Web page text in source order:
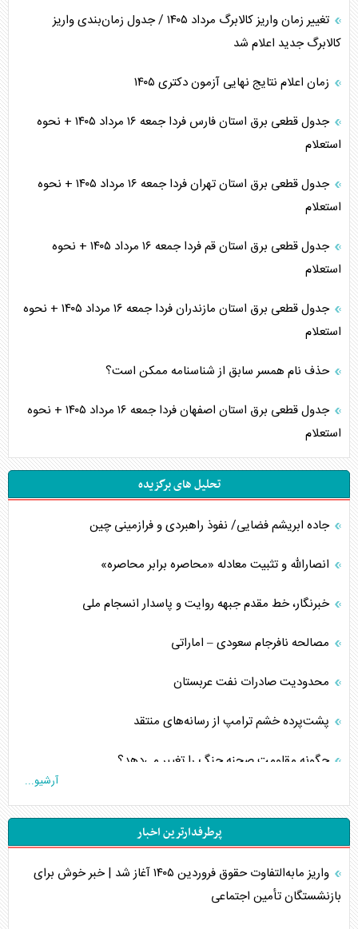
تغییر زمان واریز کالابرگ مرداد ۱۴۰۵ / جدول زمان‌بندی واریز
کالابرگ جدید اعلام شد
زمان اعلام نتایج نهایی آزمون دکتری ۱۴۰۵
جدول قطعی برق استان فارس فردا جمعه ۱۶ مرداد ۱۴۰۵ + نحوه
استعلام
جدول قطعی برق استان تهران فردا جمعه ۱۶ مرداد ۱۴۰۵ + نحوه
استعلام
جدول قطعی برق استان قم فردا جمعه ۱۶ مرداد ۱۴۰۵ + نحوه
استعلام
جدول قطعی برق استان مازندران فردا جمعه ۱۶ مرداد ۱۴۰۵ + نحوه
استعلام
حذف نام همسر سابق از شناسنامه ممکن است؟
جدول قطعی برق استان اصفهان فردا جمعه ۱۶ مرداد ۱۴۰۵ + نحوه
استعلام
تحلیل های برگزیده
جاده ابریشم فضایی/ نفوذ راهبردی و فرازمینی چین
انصارالله و تثبیت معادله «محاصره برابر محاصره»
خبرنگار، خط مقدم جبهه روایت و پاسدار انسجام ملی
مصالحه نافرجام سعودی – اماراتی
محدودیت صادرات نفت عربستان
پشت‌پرده خشم ترامپ از رسانه‌های منتقد
چگونه مقاومت صحنه جنگ را تغییر می‌دهد؟
جنگ رمضان و معضل حضور نظامیان آمریکایی
تحلیل جامع پدیده تراستی‌ها
تأثیر جنگ ایران و آمریکا بر اقتصاد جهانی
آرشیو...
پرطرفدارترین اخبار
واریز مابه‌التفاوت حقوق فروردین ۱۴۰۵ آغاز شد | خبر خوش برای
بازنشستگان تأمین اجتماعی